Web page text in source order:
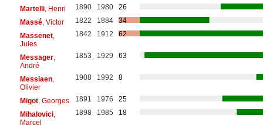
Martelli, Henri 1890 1980
26
Massé, Victor 1822 1884
34
Massenet,
Jules
1842 1912 62
Messager,
André
1853 1929 63
Messiaen,
Olivier
1908 1992 8
Migot, Georges 1891 1976
25
Mihalovici,
Marcel
1898 1985 18